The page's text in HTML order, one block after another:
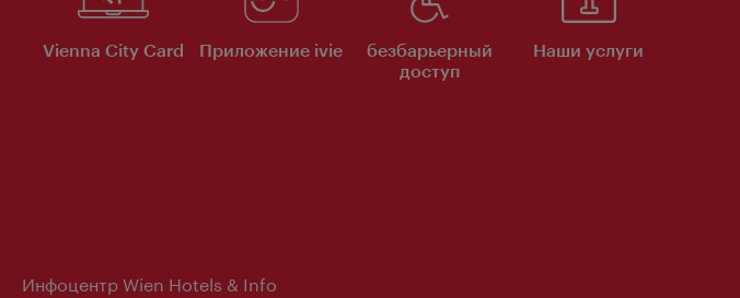
Vienna City Card Приложение ivie
безбарьерный
доступ
Наши услуги
Инфоцентр Wien Hotels & Info